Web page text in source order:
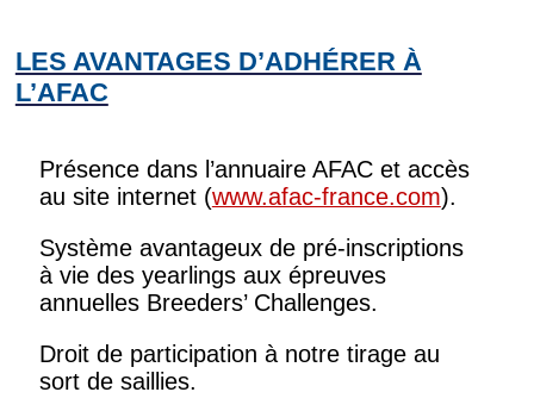
LES AVANTAGES D’ADHÉRER À
L’AFAC
Présence dans l’annuaire AFAC et accès
au site internet (www.afac-france.com).
Système avantageux de pré-inscriptions
à vie des yearlings aux épreuves
annuelles Breeders’ Challenges.
Droit de participation à notre tirage au
sort de saillies.